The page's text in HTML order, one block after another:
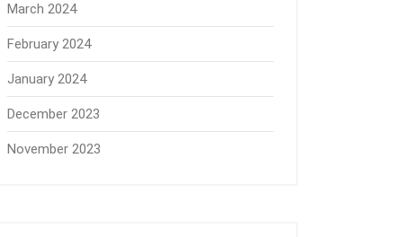
March 2024
February 2024
January 2024
December 2023
November 2023